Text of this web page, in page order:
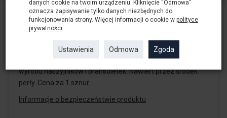
wyrobu naszyjników i bransoletek. Nawiert przez środek
perły. Cena za 1 sznur.
Perła naturalna Keshi w kolorze białym ok. 19x17 grubość
ok. 4 mm długość sznura około 40 cm. Naturalne perły do
wyrobu naszyjników i bransoletek. Nawiert przez środek
perły. Cena za 1 sznur
Informacje o bezpieczeństwie produktu
danych cookie na twoim urządzeniu. Kliknięcie “Odmowa”
oznacza zapisywanie tylko danych niezbędnych do
funkcjonowania strony. Więcej informacji o cookie w polityce
prywatności.
Ustawienia Odmowa Zgoda